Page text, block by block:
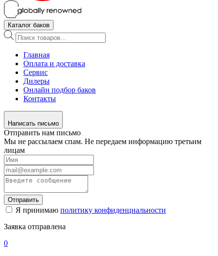
Каталог баков
Поиск
товаров
Главная
Оплата и доставка
Сервис
Дилеры
Онлайн подбор баков
Контакты
Написать письмо
Отправить нам письмо
Мы не рассылаем спам. Не передаем информацию третьим
лицам
Отправить
Я принимаю политику конфиденциальности
Заявка отправлена
0